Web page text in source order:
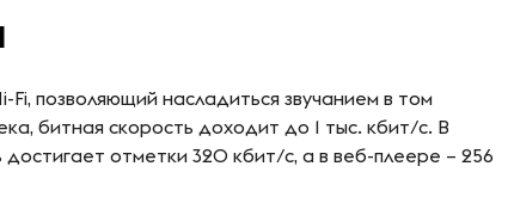
позволяющий насладиться звучанием в том
битная скорость доходит до 1 тыс. кбит/с. В
отметки 320 кбит/с, а в веб-плеере – 256